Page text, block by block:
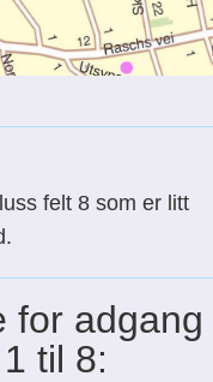
felt 8 som er litt
for adgang
til 8: